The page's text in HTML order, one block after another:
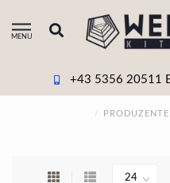
MENU
+43 5356 20511
/